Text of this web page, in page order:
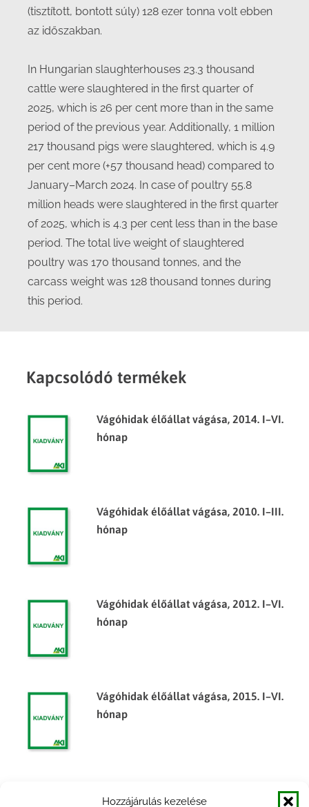
Hozzájárulás kezelése
(tisztított, bontott súly) 128 ezer tonna volt ebben
az időszakban.
In Hungarian slaughterhouses 23.3 thousand
cattle were slaughtered in the first quarter of
2025, which is 26 per cent more than in the same
period of the previous year. Additionally, 1 million
217 thousand pigs were slaughtered, which is 4.9
per cent more (+57 thousand head) compared to
January–March 2024. In case of poultry 55.8
million heads were slaughtered in the first quarter
of 2025, which is 4.3 per cent less than in the base
period. The total live weight of slaughtered
poultry was 170 thousand tonnes, and the
carcass weight was 128 thousand tonnes during
this period.
Kapcsolódó termékek
Vágóhidak élőállat vágása, 2014. I–VI.
hónap
Vágóhidak élőállat vágása, 2010. I–III.
hónap
Vágóhidak élőállat vágása, 2012. I–VI.
hónap
Vágóhidak élőállat vágása, 2015. I–VI.
hónap
Vágóhidak élőállat vágása, 2012. I–XII.